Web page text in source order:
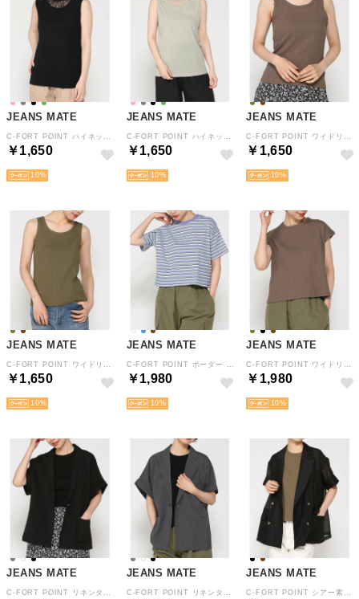
JEANS MATE
￥1,650
10
JEANS MATE
￥1,650
10
JEANS MATE
￥1,650
10
JEANS MATE
￥1,650
10
JEANS MATE
￥1,980
10
JEANS MATE
￥1,980
10
JEANS MATE JEANS MATE JEANS MATE